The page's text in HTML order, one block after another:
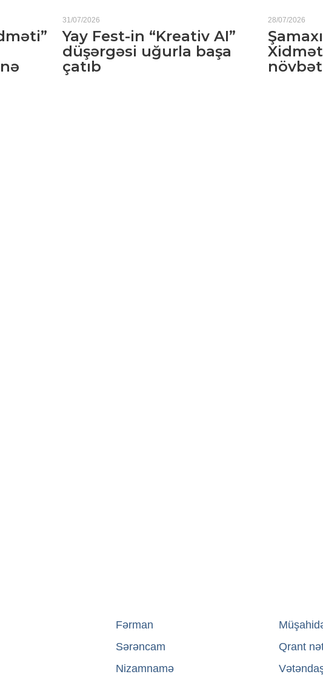
31/07/2026
Yay Fest-in “Kreativ AI”
düşərgəsi uğurla başa
çatıb
28/07/2026
Fərman
Sərəncam
Nizamnamə
Qrant